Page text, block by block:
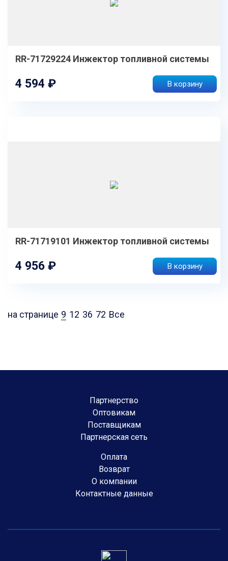
RR-71729224 Инжектор топливной системы
4 594 ₽ В корзину
RR-71719101 Инжектор топливной системы
4 956 ₽ В корзину
на странице 9 12 36 72 Все
Партнерство
Оптовикам
Поставщикам
Партнерская сеть
Оплата
Возврат
О компании
Контактные данные